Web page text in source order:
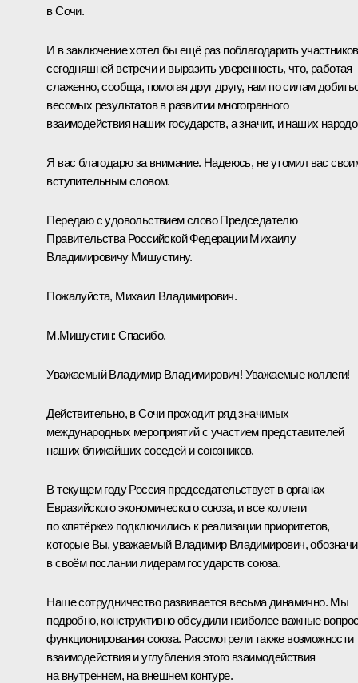
в Сочи.
И в заключение хотел бы ещё раз поблагодарить участников
сегодняшней встречи и выразить уверенность, что, работая
слаженно, сообща, помогая друг другу, нам по силам
весомых результатов в развитии многогранного
взаимодействия наших государств, а значит, и наших
Я вас благодарю за внимание. Надеюсь, не утомил вас
вступительным словом.
Передаю с удовольствием слово Председателю
Правительства Российской Федерации Михаилу
Владимировичу Мишустину.
Пожалуйста, Михаил Владимирович.
М.Мишустин: Спасибо.
Уважаемый Владимир Владимирович! Уважаемые коллеги!
Действительно, в Сочи проходит ряд значимых
международных мероприятий с участием представителей
наших ближайших соседей и союзников.
В текущем году Россия председательствует в органах
Евразийского экономического союза, и все коллеги
по «пятёрке» подключились к реализации приоритетов,
которые Вы, уважаемый Владимир Владимирович,
в своём послании лидерам государств союза.
Наше сотрудничество развивается весьма динамично. Мы
подробно, конструктивно обсудили наиболее важные
функционирования союза. Рассмотрели также возможности
взаимодействия и углубления этого взаимодействия
на внутреннем, на внешнем контуре.